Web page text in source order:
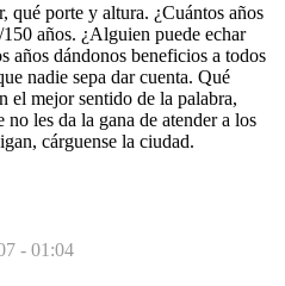
qué porte y altura. ¿Cuántos años
años. ¿Alguien puede echar
años dándonos beneficios a todos
nadie sepa dar cuenta. Qué
el mejor sentido de la palabra,
les da la gana de atender a los
cárguense la ciudad.
- 01:04